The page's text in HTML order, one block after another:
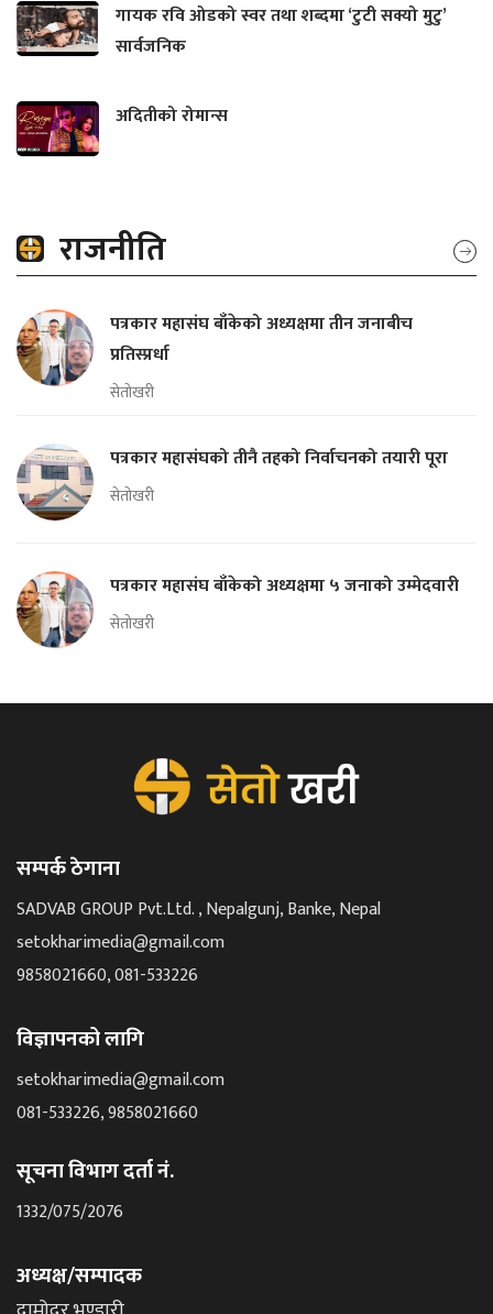
गायक रवि ओडको स्वर तथा शब्दमा ‘टुटी सक्यो मुटु’
सार्वजनिक
अदितीको रोमान्स
राजनीति
पत्रकार महासंघ बाँकेको अध्यक्षमा तीन जनाबीच
प्रतिस्प्रर्धा
सेतोखरी
पत्रकार महासंघको तीनै तहको निर्वाचनको तयारी पूरा
सेतोखरी
पत्रकार महासंघ बाँकेको अध्यक्षमा ५ जनाको उम्मेदवारी
सेतोखरी
सम्पर्क ठेगाना
SADVAB GROUP Pvt.Ltd. , Nepalgunj, Banke, Nepal
setokharimedia@gmail.com
9858021660, 081-533226
विज्ञापनको लागि
setokharimedia@gmail.com
081-533226, 9858021660
सूचना विभाग दर्ता नं.
1332/075/2076
अध्यक्ष/सम्पादक